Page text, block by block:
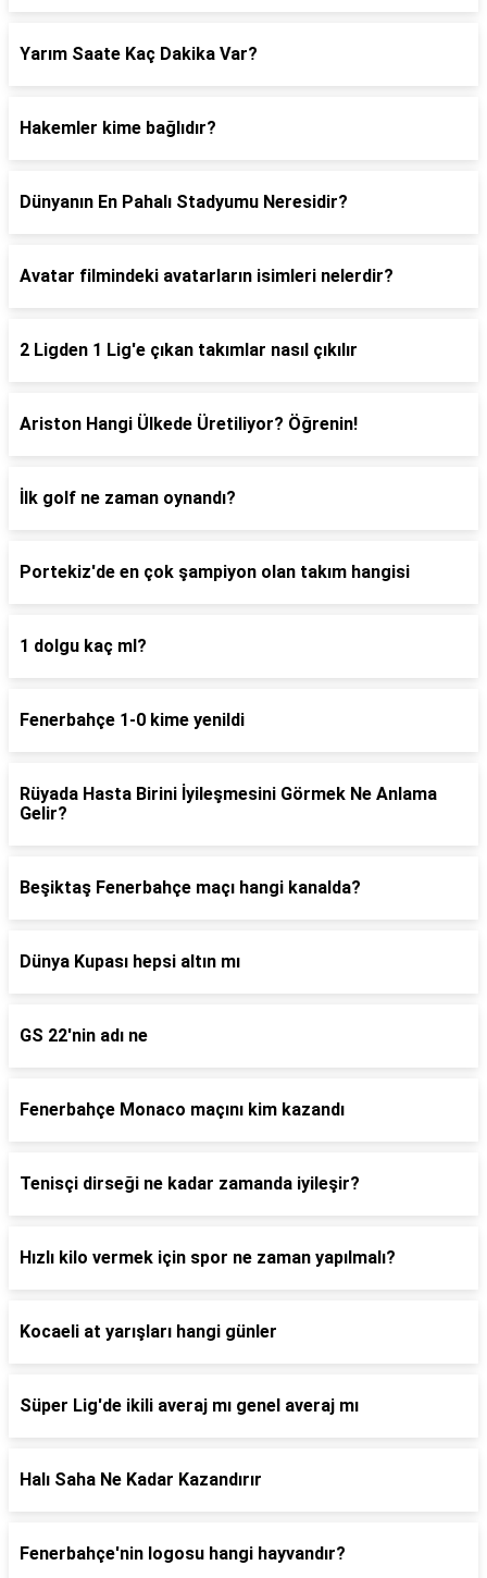
Yarım Saate Kaç Dakika Var?
Hakemler kime bağlıdır?
Dünyanın En Pahalı Stadyumu Neresidir?
Avatar filmindeki avatarların isimleri nelerdir?
2 Ligden 1 Lig'e çıkan takımlar nasıl çıkılır
Ariston Hangi Ülkede Üretiliyor? Öğrenin!
İlk golf ne zaman oynandı?
Portekiz'de en çok şampiyon olan takım hangisi
1 dolgu kaç ml?
Fenerbahçe 1-0 kime yenildi
Rüyada Hasta Birini İyileşmesini Görmek Ne Anlama
Gelir?
Beşiktaş Fenerbahçe maçı hangi kanalda?
Dünya Kupası hepsi altın mı
GS 22'nin adı ne
Fenerbahçe Monaco maçını kim kazandı
Tenisçi dirseği ne kadar zamanda iyileşir?
Hızlı kilo vermek için spor ne zaman yapılmalı?
Kocaeli at yarışları hangi günler
Süper Lig'de ikili averaj mı genel averaj mı
Halı Saha Ne Kadar Kazandırır
Fenerbahçe'nin logosu hangi hayvandır?